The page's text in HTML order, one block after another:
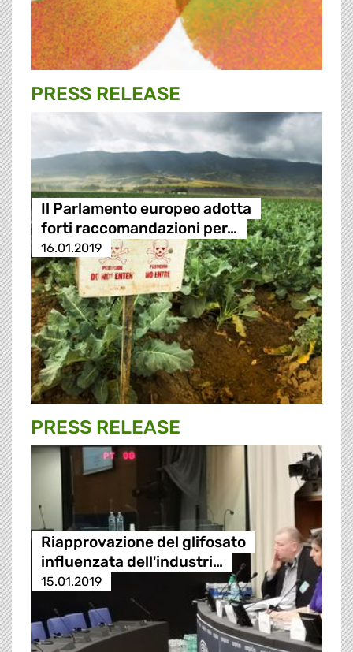
PRESS RELEASE
Il Parlamento europeo adotta
forti raccomandazioni per…
16.01.2019
PRESS RELEASE
Riapprovazione del glifosato
influenzata dell'industri…
15.01.2019